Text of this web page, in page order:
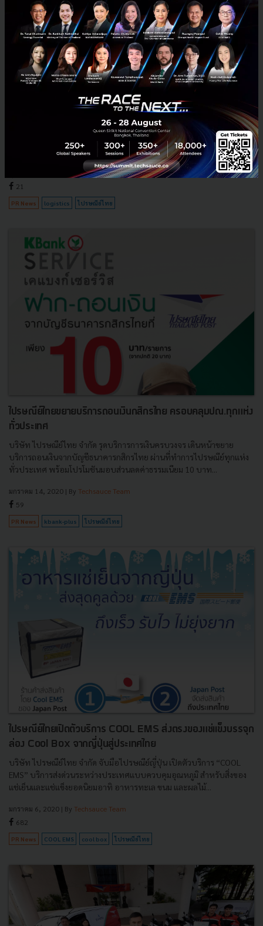
ไปรษณีย์ไทยจัดโครงการส่งของไปให้นักเรียนในโรงเรียน ตชด. ฟรี
ไปรษณีย์ไทย จัดโครงการส่งสุขส่งฟรีจากคนไทยทั่วประเทศสู่โรงเรียน
ตชด. ภายใต้แนวคิด “สุดทุกส่ง” ไม่ว่าจะเป็นส่งไกลได้ทุกที่ด้วยเครือข่ายทั่ว
ไทย ส่งสุขให้คนในสังคมไทย ส่งด่วนส่งไวทั่ว...
| ByTechsauce Team
21
PR News logistics ไปรษณีย์ไทย
ไปรษณีย์ไทยขยายบริการถอนเงินกสิกรไทย ครอบคลุมปณ.ทุกแห่ง
ทั่วประเทศ
บริษัท ไปรษณีย์ไทย จำกัด รุดบริการการเงินครบวงจร เดินหน้าขยาย
บริการถอนเงินจากบัญชีธนาคารกสิกรไทย ผ่านที่ทำการไปรษณีย์ทุกแห่ง
ทั่วประเทศ พร้อมโปรโมชันมอบส่วนลดค่าธรรมเนียม 10 บาท...
มกราคม 14, 2020 | By Techsauce Team
59
PR News kbank-plus ไปรษณีย์ไทย
ไปรษณีย์ไทยเปิดตัวบริการ COOL EMS ส่งตรงของแช่เเข็งบรรจุก
ล่อง Cool Box จากญี่ปุ่นสู่ประเทศไทย
บริษัท ไปรษณีย์ไทย จำกัด จับมือไปรษณีย์ญี่ปุ่น เปิดตัวบริการ “COOL
EMS” บริการส่งด่วนระหว่างประเทศแบบควบคุมอุณหภูมิ สำหรับสิ่งของ
แช่เย็นและแช่แข็งยอดนิยมอาทิ อาหารทะเล ขนม และผลไม้...
มกราคม 6, 2020 | By Techsauce Team
682
PR News COOL EMS cool box ไปรษณีย์ไทย